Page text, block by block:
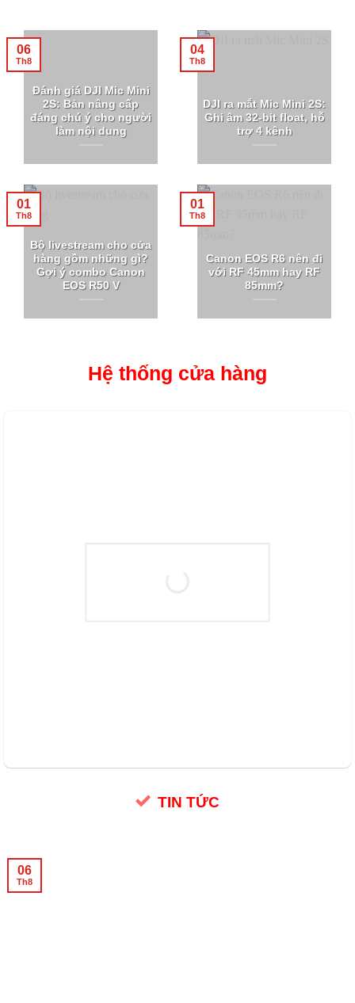
Đánh giá DJI Mic Mini
2S: Bản nâng cấp
đáng chú ý cho người
làm nội dung
06
Th8
DJI ra mắt Mic Mini 2S:
Ghi âm 32-bit float, hỗ
trợ 4 kênh
04
Th8
Bộ livestream cho cửa
hàng gồm những gì?
Gợi ý combo Canon
EOS R50 V
01
Th8
Canon EOS R6 nên đi
với RF 45mm hay RF
85mm?
01
Th8
Hệ thống cửa hàng
TIN TỨC
06
Th8